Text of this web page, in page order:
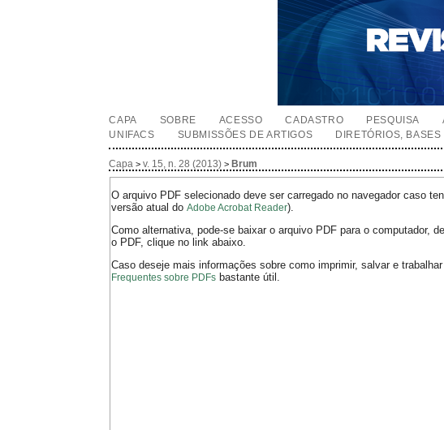
CAPA SOBRE ACESSO CADASTRO PESQUISA
UNIFACS
SUBMISSÕES DE ARTIGOS DIRETÓRIOS,
Capa >v. 15, n. 28 (2013) > Brum
O arquivo PDF selecionado deve ser carregado no navegador caso
versão atual doAdobe Acrobat Reader).
Como alternativa, pode-se baixar o arquivo PDF para o computador,
o PDF, clique no link abaixo.
Caso deseje mais informações sobre como imprimir, salvar e
Frequentes sobre PDFs bastante útil.